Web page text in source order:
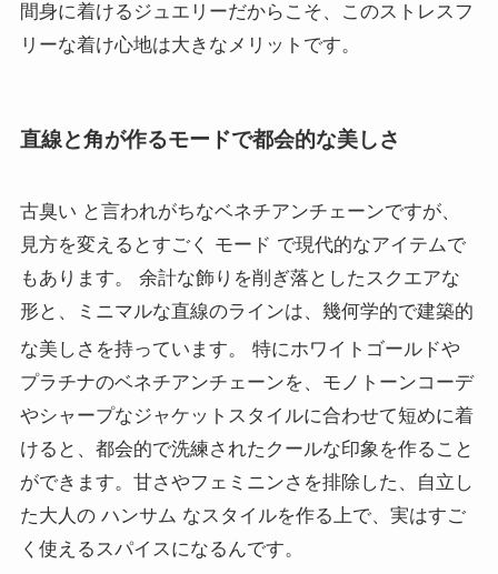
間身に着けるジュエリーだからこそ、このストレスフ
リーな着け心地は大きなメリットです。
直線と角が作るモードで都会的な美しさ
古臭い と言われがちなベネチアンチェーンですが、
見方を変えるとすごく モード で現代的なアイテムで
もあります。 余計な飾りを削ぎ落としたスクエアな
形と、ミニマルな直線のラインは、幾何学的で建築的
な美しさを持っています。
特にホワイトゴールドや
プラチナのベネチアンチェーンを、モノトーンコーデ
やシャープなジャケットスタイルに合わせて短めに着
けると、都会的で洗練されたクールな印象を作ること
ができます。甘さやフェミニンさを排除した、自立し
た大人の ハンサム なスタイルを作る上で、実はすご
く使えるスパイスになるんです。